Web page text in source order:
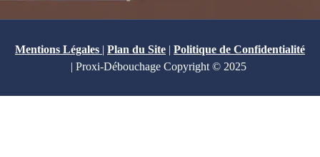
Mentions Légales | Plan du Site | Politique de Confidentialité
| Proxi-Débouchage Copyright © 2025